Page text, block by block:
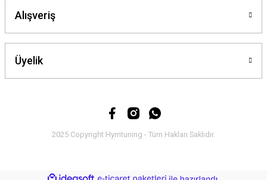
Alışveriş
Üyelik
2025 Copyright Hymtuning - Tüm Hakları Saklıdır.
ideasoft